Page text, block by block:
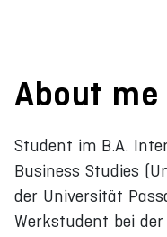
About me
Student im B.A.
Business Studies
der Universität
Werkstudent bei